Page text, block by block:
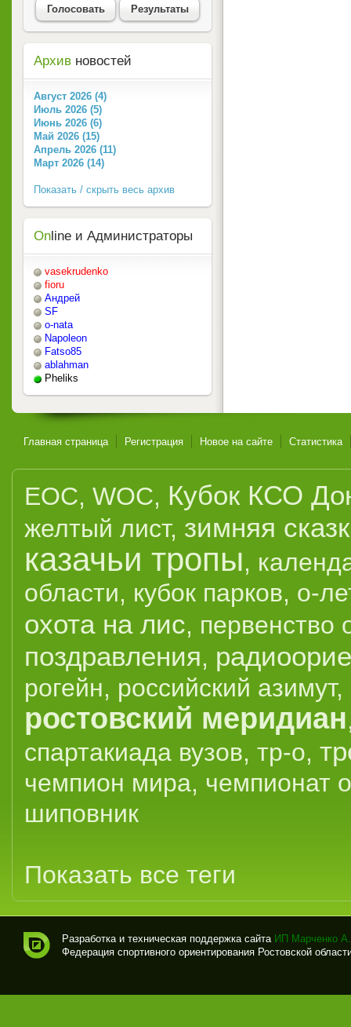
Голосовать Результаты
Архив новостей
Август 2026 (4)
Июль 2026 (5)
Июнь 2026 (6)
Май 2026 (15)
Апрель 2026 (11)
Март 2026 (14)
Показать / скрыть весь архив
On line и Администраторы
vasekrudenko
fioru
Андрей
SF
o-nata
Napoleon
Fatso85
ablahman
Pheliks
Главная страница Регистрация Новое на сайте Статистика
EOC, WOC, Кубок КСО
желтый лист, зимняя
казачьи тропы,
области, кубок парков, о-
охота на лис, первенство
поздравления,
рогейн, российский азимут,
ростовский меридиан
спартакиада вузов, тр-о,
чемпион мира, чемпионат
шиповник
Показать все теги
вно
Разработка и техническая поддержка сайта ИП Марченко
Федерация спортивного ориентирования Ростовской